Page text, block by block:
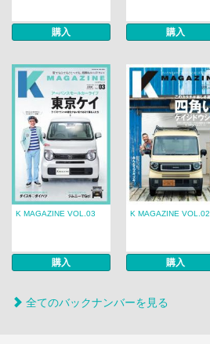
購入 購入
K MAGAZINE VOL.03
購入
K MAGAZINE VOL.02
購入
全てのバックナンバーを見る